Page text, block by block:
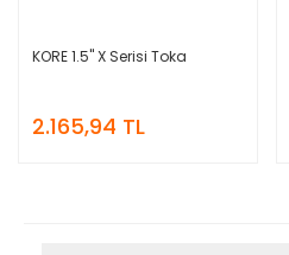
KORE 1.5'' X Serisi Toka
2.165,94 TL